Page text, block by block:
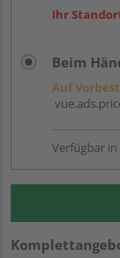
Ihr
Beim
Auf
Verfügbar